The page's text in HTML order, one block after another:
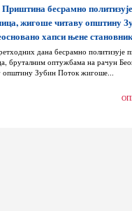
бесрамно
жигоше читаву општину
хапси њене
дана бесрамно политизује
бруталним оптужбама на рачун
општину Зубин Поток жигоше...